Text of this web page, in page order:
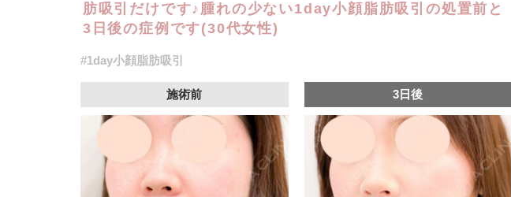
肪吸引だけです♪腫れの少ない1day小顔脂肪吸引の処置前と
3日後の症例です(30代女性)
#1day小顔脂肪吸引
施術前 3日後